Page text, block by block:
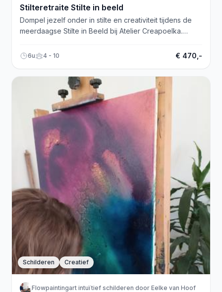
Stilteretraite Stilte in beeld
Dompel jezelf onder in stilte en creativiteit tijdens de
meerdaagse Stilte in Beeld bij Atelier Creapoelka.
6u 4 - 10 € 470,-
Schilderen Creatief
Flowpaintingart intuïtief schilderen door Eelke van Hoof